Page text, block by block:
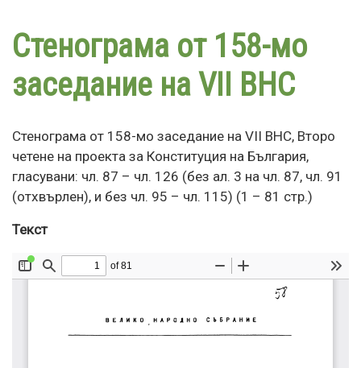
основното
съдържание
Стенограма от 158-мо
заседание на VII ВНС
Стенограма от 158-мо заседание на VII ВНС, Второ
четене на проекта за Конституция на България,
гласувани: чл. 87 – чл. 126 (без ал. 3 на чл. 87, чл. 91
(отхвърлен), и без чл. 95 – чл. 115) (1 – 81 стр.)
Текст